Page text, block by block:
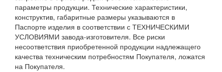
параметры продукции. Технические характеристики,
конструктив, габаритные размеры указываются в
Паспорте изделия в соответствии с ТЕХНИЧЕСКИМИ
УСЛОВИЯМИ завода-изготовителя. Все риски
несоответствия приобретенной продукции надлежащего
качества техническим потребностям Покупателя, ложатся
на Покупателя.